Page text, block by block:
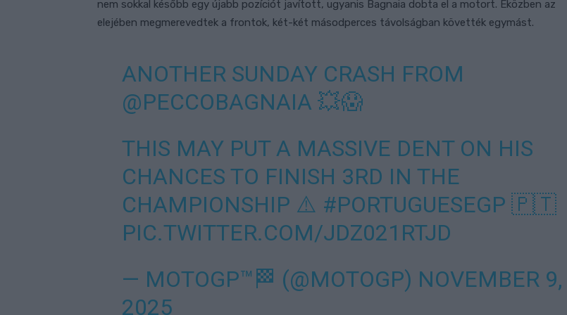
nem sokkal később egy újabb pozíciót javított, ugyanis Bagnaia dobta el a motort. Eközben az
elejében megmerevedtek a frontok, két-két másodperces távolságban követték egymást.
ANOTHER SUNDAY CRASH FROM
@PECCOBAGNAIA 💥😱
THIS MAY PUT A MASSIVE DENT ON HIS
CHANCES TO FINISH 3RD IN THE
CHAMPIONSHIP ⚠️ #PORTUGUESEGP 🇵🇹
PIC.TWITTER.COM/JDZ021RTJD
— MOTOGP™🏁 (@MOTOGP) NOVEMBER 9,
2025